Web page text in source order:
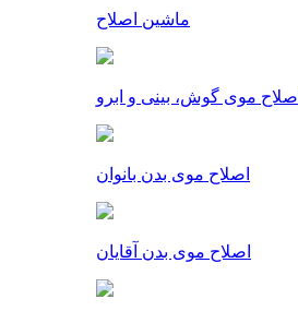
ماشین اصلاح
اصلاح موی گوش، بینی و ابرو
اصلاح موی بدن بانوان
اصلاح موی بدن آقایان